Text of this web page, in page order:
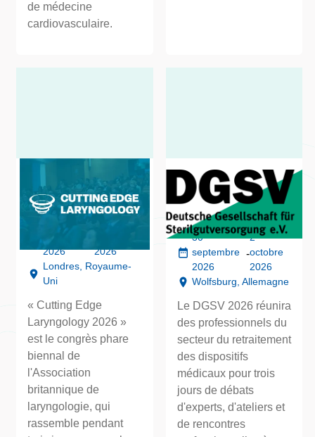
de médecine
cardiovasculaire.
Laryngologie de
pointe (CEL)
septembre
2026
2026
Londres, Royaume-
Uni
« Cutting Edge
Laryngology 2026 »
est le congrès phare
biennal de
l'Association
britannique de
laryngologie, qui
rassemble pendant
29e congrès
annuel de la
DGSV (DGSV)
30
septembre
2026
-
2
octobre
2026
Wolfsburg, Allemagne
Le DGSV 2026 réunira
des professionnels du
secteur du retraitement
des dispositifs
médicaux pour trois
jours de débats
d'experts, d'ateliers et
de rencontres